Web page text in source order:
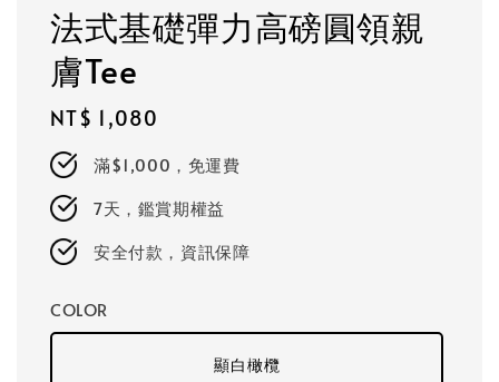
法式基礎彈力高磅圓領親
膚Tee
Regular
price
NT$ 1,080
滿$1,000，免運費
7天，鑑賞期權益
安全付款，資訊保障
COLOR
顯白橄欖